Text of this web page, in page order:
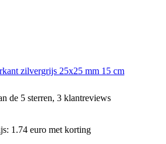
zilvergrijs 25x25 mm 15 cm
de 5 sterren, 3 klantreviews
1.74 euro met korting